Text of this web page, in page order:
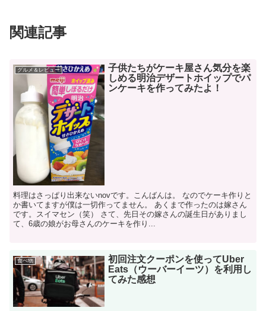
関連記事
グルメ＆レビュー
子供たちがケーキ屋さん気分を楽
しめる明治デザートホイップでパ
ンケーキを作ってみたよ！
料理はさっぱり出来ないnovです。こんばんは。 なのでケーキ作りと
か書いてますが僕は一切作ってません。 あくまで作ったのは嫁さん
です。スイマセン（笑） さて、先日その嫁さんの誕生日がありまし
て、6歳の娘がお母さんのケーキを作り...
食べ物
初回注文クーポンを使ってUber
Eats（ウーバーイーツ）を利用し
てみた感想